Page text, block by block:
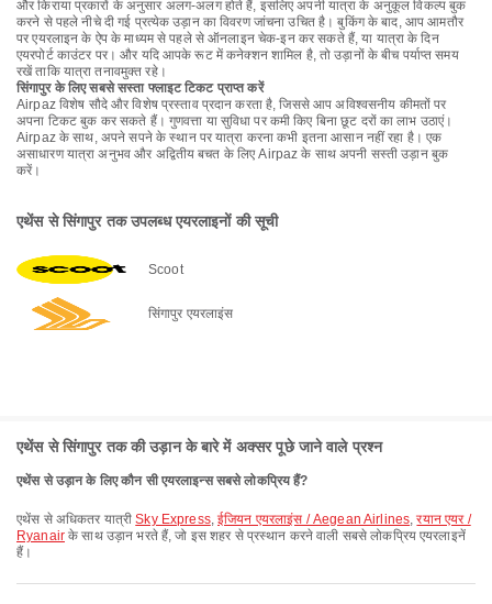
और किराया प्रकारों के अनुसार अलग-अलग होते हैं, इसलिए अपनी यात्रा के अनुकूल विकल्प बुक
करने से पहले नीचे दी गई प्रत्येक उड़ान का विवरण जांचना उचित है। बुकिंग के बाद, आप आमतौर
पर एयरलाइन के ऐप के माध्यम से पहले से ऑनलाइन चेक-इन कर सकते हैं, या यात्रा के दिन
एयरपोर्ट काउंटर पर। और यदि आपके रूट में कनेक्शन शामिल है, तो उड़ानों के बीच पर्याप्त समय
रखें ताकि यात्रा तनावमुक्त रहे।
सिंगापुर के लिए सबसे सस्ता फ्लाइट टिकट प्राप्त करें
Airpaz विशेष सौदे और विशेष प्रस्ताव प्रदान करता है, जिससे आप अविश्वसनीय कीमतों पर
अपना टिकट बुक कर सकते हैं। गुणवत्ता या सुविधा पर कमी किए बिना छूट दरों का लाभ उठाएं।
Airpaz के साथ, अपने सपने के स्थान पर यात्रा करना कभी इतना आसान नहीं रहा है। एक
असाधारण यात्रा अनुभव और अद्वितीय बचत के लिए Airpaz के साथ अपनी सस्ती उड़ान बुक
करें।
एथेंस से सिंगापुर तक उपलब्ध एयरलाइनों की सूची
Scoot
सिंगापुर एयरलाइंस
एथेंस से सिंगापुर तक की उड़ान के बारे में अक्सर पूछे जाने वाले प्रश्न
एथेंस से उड़ान के लिए कौन सी एयरलाइन्स सबसे लोकप्रिय हैं?
एथेंस से अधिकतर यात्रीSky Express,ईजियन एयरलाइंस / Aegean Airlines,रयान एयर /
Ryanairके साथ उड़ान भरते हैं, जो इस शहर से प्रस्थान करने वाली सबसे लोकप्रिय एयरलाइनें
हैं।